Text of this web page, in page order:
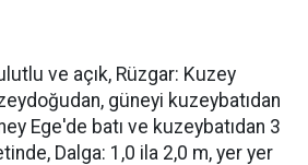
ve açık, Rüzgar: Kuzey
güneyi kuzeybatıdan
Ege'de batı ve kuzeybatıdan 3
Dalga: 1,0 ila 2,0 m, yer yer